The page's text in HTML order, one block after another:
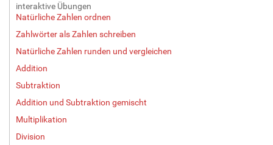
interaktive Übungen
Natürliche Zahlen ordnen
Zahlwörter als Zahlen schreiben
Natürliche Zahlen runden und vergleichen
Addition
Subtraktion
Addition und Subtraktion gemischt
Multiplikation
Division